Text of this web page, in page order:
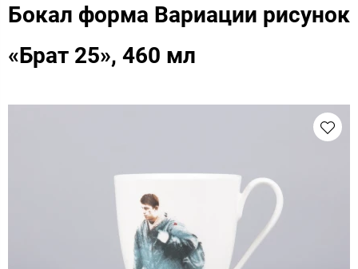
Бокал форма Вариации рисунок
«Брат 25», 460 мл